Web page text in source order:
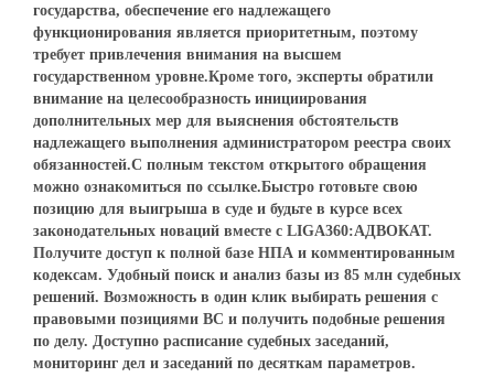
государства, обеспечение его надлежащего
функционирования является приоритетным, поэтому
требует привлечения внимания на высшем
государственном уровне.Кроме того, эксперты обратили
внимание на целесообразность инициирования
дополнительных мер для выяснения обстоятельств
надлежащего выполнения администратором реестра своих
обязанностей.С полным текстом открытого обращения
можно ознакомиться по ссылке.Быстро готовьте свою
позицию для выигрыша в суде и будьте в курсе всех
законодательных новаций вместе с LIGA360:АДВОКАТ.
Получите доступ к полной базе НПА и комментированным
кодексам. Удобный поиск и анализ базы из 85 млн судебных
решений. Возможность в один клик выбирать решения с
правовыми позициями ВС и получить подобные решения
по делу. Доступно расписание судебных заседаний,
мониторинг дел и заседаний по десяткам параметров.